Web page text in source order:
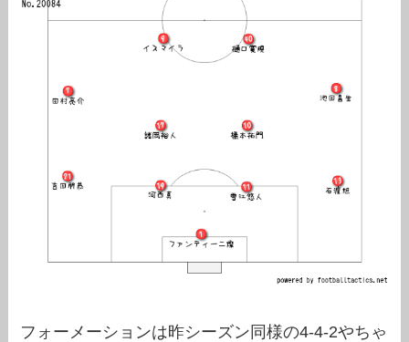
フォーメーションは昨シーズン同様の4-4-2やちゃ